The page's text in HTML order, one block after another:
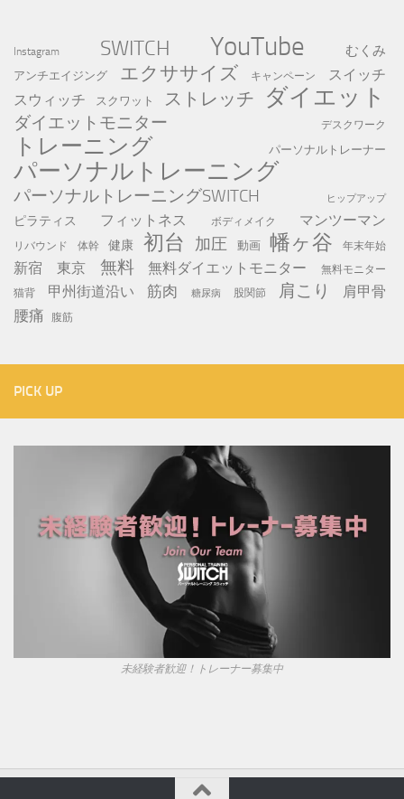
Instagram SWITCH YouTube むくみ
アンチエイジング エクササイズ キャンペーン
スイッチ
スウィッチ
スクワット ストレッチ ダイエット
ダイエットモニター デスクワーク
トレーニング パーソナルトレーナー
パーソナルトレーニング
パーソナルトレーニングSWITCH ヒップアップ
ピラティス フィットネス ボディメイク マンツーマン
リバウンド 体幹 健康 初台 加圧 動画 幡ヶ谷 年末年始
新宿 東京 無料 無料ダイエットモニター
無料モニター
猫背
甲州街道沿い 筋肉 糖尿病 股関節 肩こり 肩甲骨
腰痛 腹筋
PICK UP
未経験者歓迎！トレーナー募集中